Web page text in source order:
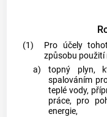
(1) Pro účely
způsobu použití
a)
topný plyn,
spalováním
teplé vody,
práce, pro
energie,